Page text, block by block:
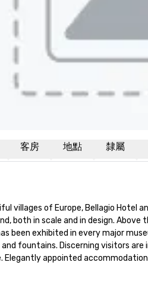
客房 地點 隸屬
villages of Europe, Bellagio Hotel
both in scale and in design.
been exhibited in every major
fountains. Discerning visitors
Elegantly appointed